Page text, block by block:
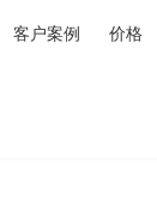
客户案例 价格